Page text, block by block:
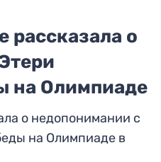
о
на Олимпиаде
о недопонимании с
на Олимпиаде в